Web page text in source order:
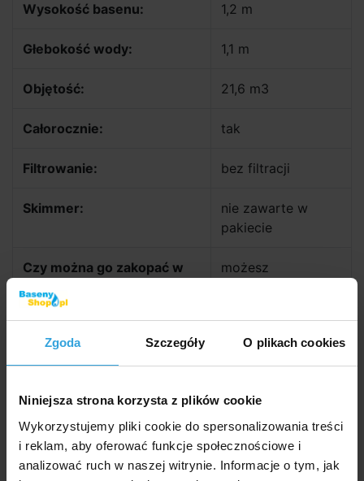
Zgoda Szczegóły O plikach cookies
Niniejsza strona korzysta z plików cookie
Wykorzystujemy pliki cookie do spersonalizowania treści
i reklam, aby oferować funkcje społecznościowe i
analizować ruch w naszej witrynie. Informacje o tym, jak
Wysokość basenu: 1,2 m
Głebokość wody: 1,1 m
Objętość: 21,6 m3
Całorocznie: tak
Filtrowanie: bez filtracji
Skimmer:
nie zawarte w
pakiecie
Czy można go zakopać w
ziemi?:
możesz
Dokumenty do pobrania
- PL
Instrukcja przygotowania budowy basenów
AZURO - PL